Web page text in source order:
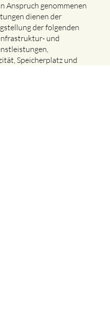
Anspruch genommenen
dienen der
der folgenden
und
Speicherplatz und